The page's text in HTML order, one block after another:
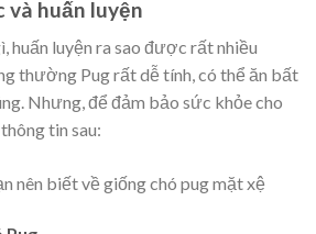
và huấn luyện
huấn luyện ra sao được rất nhiều
thường Pug rất dễ tính, có thể ăn bất
Nhưng, để đảm bảo sức khỏe cho
tin sau: